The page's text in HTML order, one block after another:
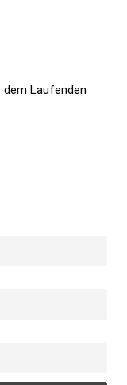
Laufenden